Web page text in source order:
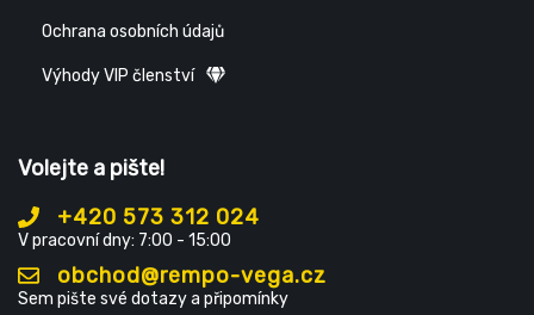
Ochrana osobních údajů
Výhody VIP členství
Volejte a pište!
+420 573 312 024
V pracovní dny: 7:00 - 15:00
obchod@rempo-vega.cz
Sem pište své dotazy a připomínky